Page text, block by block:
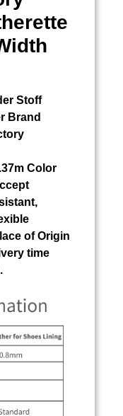
Stoff
Brand
Color
of Origin
time